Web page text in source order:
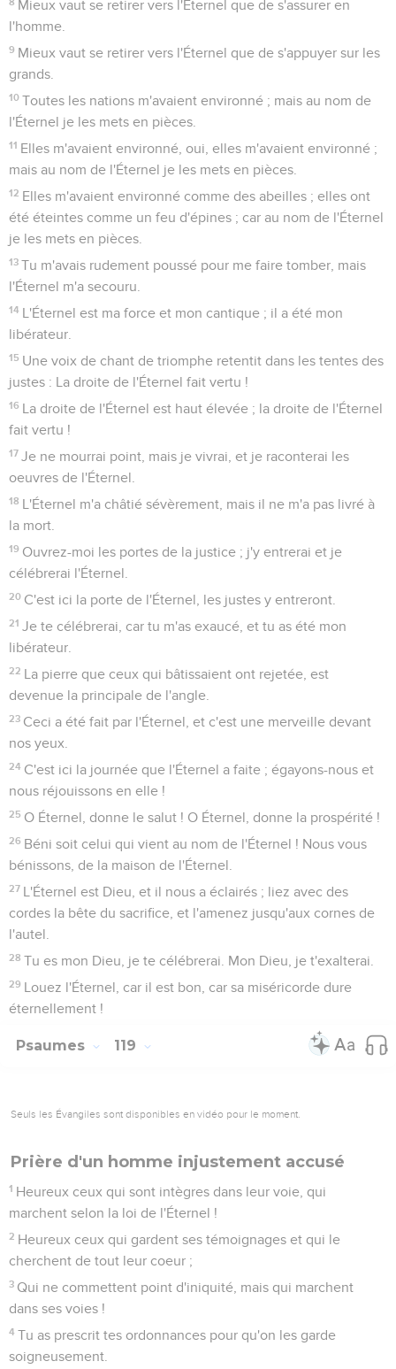
Mieux vaut se retirer vers l'Éternel que de s'assurer en
l'homme.
9 Mieux vaut se retirer vers l'Éternel que de s'appuyer sur les
grands.
10 Toutes les nations m'avaient environné ; mais au nom de
l'Éternel je les mets en pièces.
11 Elles m'avaient environné, oui, elles m'avaient environné ;
mais au nom de l'Éternel je les mets en pièces.
12 Elles m'avaient environné comme des abeilles ; elles ont
été éteintes comme un feu d'épines ; car au nom de l'Éternel
je les mets en pièces.
13 Tu m'avais rudement poussé pour me faire tomber, mais
l'Éternel m'a secouru.
14 L'Éternel est ma force et mon cantique ; il a été mon
libérateur.
15 Une voix de chant de triomphe retentit dans les tentes des
justes : La droite de l'Éternel fait vertu !
16 La droite de l'Éternel est haut élevée ; la droite de l'Éternel
fait vertu !
17 Je ne mourrai point, mais je vivrai, et je raconterai les
oeuvres de l'Éternel.
18 L'Éternel m'a châtié sévèrement, mais il ne m'a pas livré à
la mort.
19 Ouvrez-moi les portes de la justice ; j'y entrerai et je
célébrerai l'Éternel.
20 C'est ici la porte de l'Éternel, les justes y entreront.
21 Je te célébrerai, car tu m'as exaucé, et tu as été mon
libérateur.
22 La pierre que ceux qui bâtissaient ont rejetée, est
devenue la principale de l'angle.
23 Ceci a été fait par l'Éternel, et c'est une merveille devant
nos yeux.
24 C'est ici la journée que l'Éternel a faite ; égayons-nous et
nous réjouissons en elle !
25 O Éternel, donne le salut ! O Éternel, donne la prospérité !
26 Béni soit celui qui vient au nom de l'Éternel ! Nous vous
bénissons, de la maison de l'Éternel.
27 L'Éternel est Dieu, et il nous a éclairés ; liez avec des
cordes la bête du sacrifice, et l'amenez jusqu'aux cornes de
l'autel.
28 Tu es mon Dieu, je te célébrerai. Mon Dieu, je t'exalterai.
29 Louez l'Éternel, car il est bon, car sa miséricorde dure
éternellement !
Psaumes 119
Seuls les Évangiles sont disponibles en vidéo pour le moment.
Prière d'un homme injustement accusé
1 Heureux ceux qui sont intègres dans leur voie, qui
marchent selon la loi de l'Éternel !
2 Heureux ceux qui gardent ses témoignages et qui le
cherchent de tout leur coeur ;
3 Qui ne commettent point d'iniquité, mais qui marchent
dans ses voies !
4 Tu as prescrit tes ordonnances pour qu'on les garde
soigneusement.